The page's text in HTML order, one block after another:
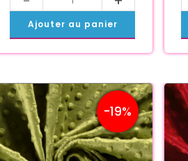
Ajouter au panier
-19%